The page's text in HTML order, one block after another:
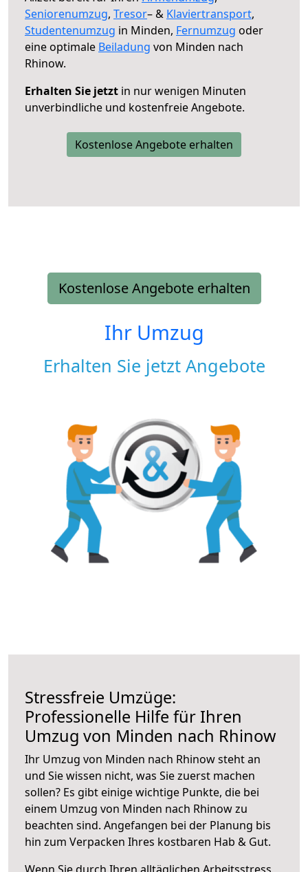
Seniorenumzug, Tresor– & Klaviertransport,
Studentenumzug in Minden, Fernumzug oder
eine optimale Beiladung von Minden nach
Rhinow.
Erhalten Sie jetzt in nur wenigen Minuten
unverbindliche und kostenfreie Angebote.
Kostenlose Angebote erhalten
Kostenlose Angebote erhalten
Ihr Umzug
Erhalten Sie jetzt Angebote
Stressfreie Umzüge:
Professionelle Hilfe für Ihren
Umzug von Minden nach Rhinow
Ihr Umzug von Minden nach Rhinow steht an
und Sie wissen nicht, was Sie zuerst machen
sollen? Es gibt einige wichtige Punkte, die bei
einem Umzug von Minden nach Rhinow zu
beachten sind. Angefangen bei der Planung bis
hin zum Verpacken Ihres kostbaren Hab & Gut.